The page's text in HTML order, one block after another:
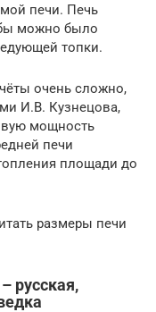
печи. Печь
можно было
топки.
очень сложно,
И.В. Кузнецова,
мощность
печи
площади до
размеры печи
русская,